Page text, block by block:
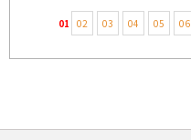
01 02 03 04 05 06